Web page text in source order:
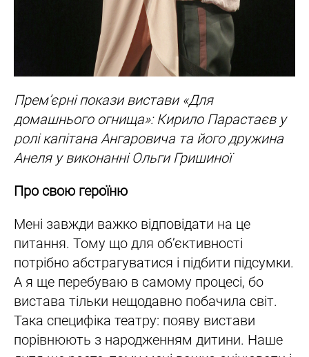
Прем’єрні покази вистави «Для
домашнього огнища»: Кирило Парастаєв у
ролі капітана Ангаровича та його дружина
Анеля у виконанні Ольги Гришиної
Про свою героїню
Мені завжди важко відповідати на це
питання. Тому що для об’єктивності
потрібно абстрагуватися і підбити підсумки.
А я ще перебуваю в самому процесі, бо
вистава тільки нещодавно побачила світ.
Така специфіка театру: появу вистави
порівнюють з народженням дитини. Наше